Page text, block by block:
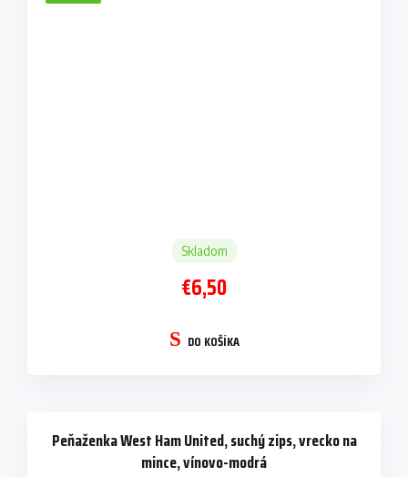
Skladom
€6,50
DO KOŠÍKA
Peňaženka West Ham United, suchý zips, vrecko na
mince, vínovo-modrá